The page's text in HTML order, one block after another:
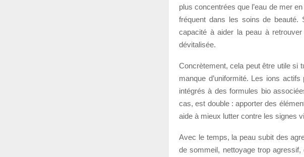
plus concentrées que l’eau de mer
fréquent dans les soins de beauté.
capacité à aider la peau à
dévitalisée.
Concrètement, cela peut être utile si
manque d’uniformité. Les ions
intégrés à des formules bio
cas, est double : apporter des
aide à mieux lutter contre les signes
Avec le temps, la peau subit des
de sommeil, nettoyage trop